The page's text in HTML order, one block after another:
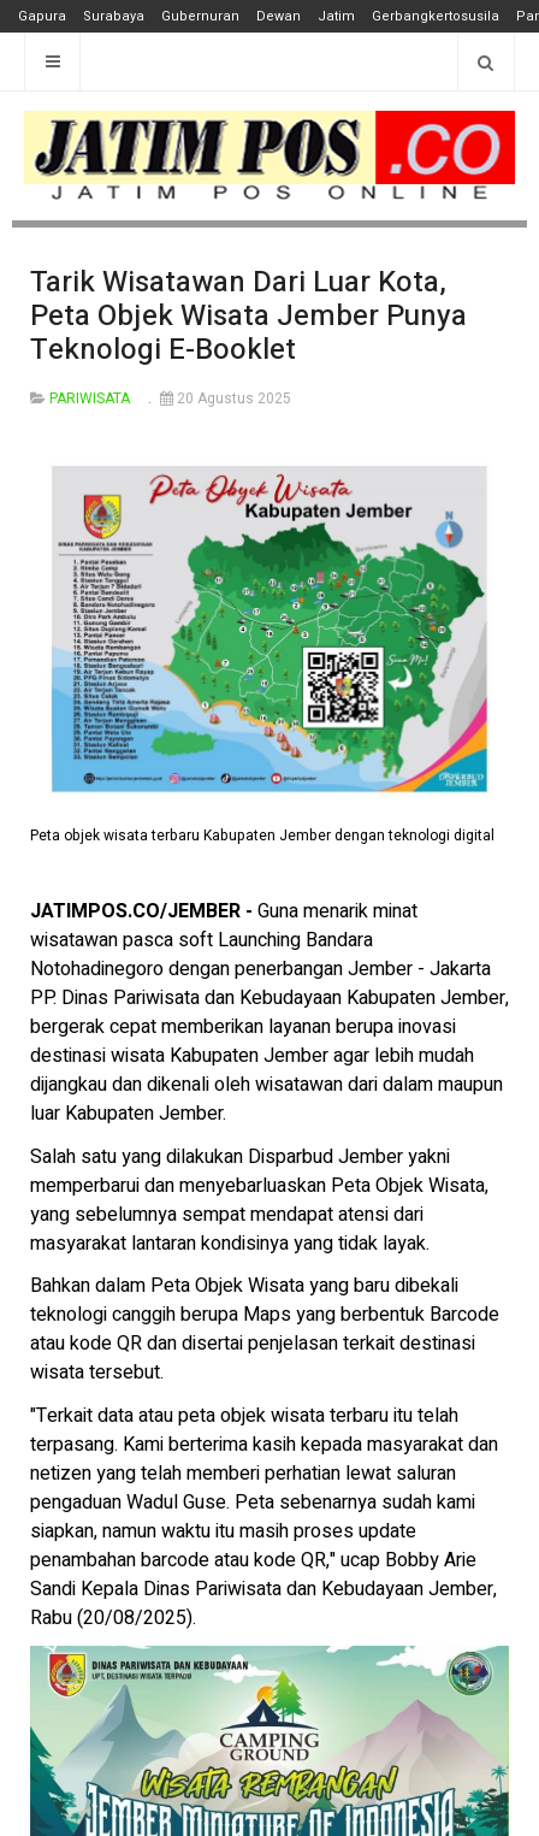
Gapura Surabaya Gubernuran Dewan Jatim Gerbangkertosusila
Tarik Wisatawan Dari Luar Kota,
Peta Objek Wisata Jember Punya
Teknologi E-Booklet
PARIWISATA 20 Agustus 2025
Peta objek wisata terbaru Kabupaten Jember dengan teknologi digital
JATIMPOS.CO/JEMBER - Guna menarik minat
wisatawan pasca soft Launching Bandara
Notohadinegoro dengan penerbangan Jember - Jakarta
PP. Dinas Pariwisata dan Kebudayaan Kabupaten Jember,
bergerak cepat memberikan layanan berupa inovasi
destinasi wisata Kabupaten Jember agar lebih mudah
dijangkau dan dikenali oleh wisatawan dari dalam maupun
luar Kabupaten Jember.
Salah satu yang dilakukan Disparbud Jember yakni
memperbarui dan menyebarluaskan Peta Objek Wisata,
yang sebelumnya sempat mendapat atensi dari
masyarakat lantaran kondisinya yang tidak layak.
Bahkan dalam Peta Objek Wisata yang baru dibekali
teknologi canggih berupa Maps yang berbentuk Barcode
atau kode QR dan disertai penjelasan terkait destinasi
wisata tersebut.
"Terkait data atau peta objek wisata terbaru itu telah
terpasang. Kami berterima kasih kepada masyarakat dan
netizen yang telah memberi perhatian lewat saluran
pengaduan Wadul Guse. Peta sebenarnya sudah kami
siapkan, namun waktu itu masih proses update
penambahan barcode atau kode QR," ucap Bobby Arie
Sandi Kepala Dinas Pariwisata dan Kebudayaan Jember,
Rabu (20/08/2025).